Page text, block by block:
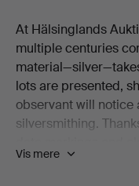
At Hälsinglands
multiple centuries
lots are presented,
observant will notice
silversmithing.
can determine
Vis mere